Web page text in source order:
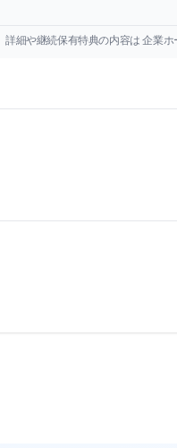
細や継続保有特典の内容は 企業